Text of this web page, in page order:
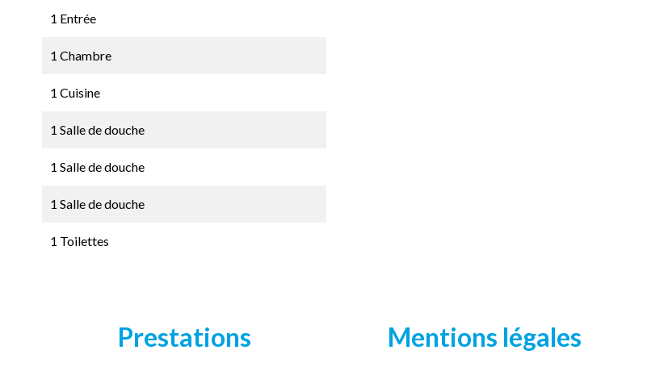
1 Entrée
1 Chambre
1 Cuisine
1 Salle de douche
1 Salle de douche
1 Salle de douche
1 Toilettes
Prestations Mentions légales